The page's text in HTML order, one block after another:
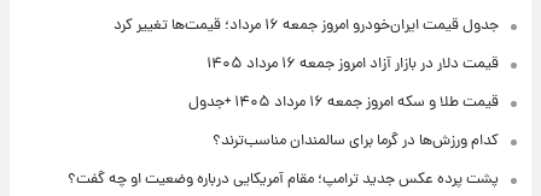
جدول قیمت ایران‌خودرو امروز جمعه ۱۶ مرداد؛ قیمت‌ها تغییر کرد
قیمت دلار در بازار آزاد امروز جمعه ۱۶ مرداد ۱۴۰۵
قیمت طلا و سکه امروز جمعه ۱۶ مرداد ۱۴۰۵ +جدول
کدام ورزش‌ها در گرما برای سالمندان مناسب‌ترند؟
پشت پرده عکس جدید ترامپ؛ مقام آمریکایی درباره وضعیت او چه گفت؟